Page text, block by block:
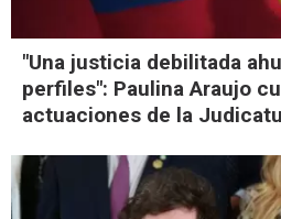
"Una justicia debilitada
perfiles": Paulina Araujo
actuaciones de la